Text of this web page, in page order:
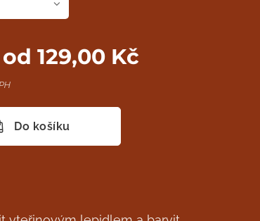
od129,00 Kč
Do košíku